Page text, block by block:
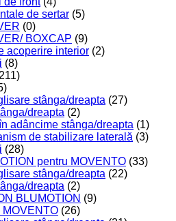
de sertar (5)
(0)
BOXCAP (9)
acoperire interior (2)
(8)
stânga/dreapta (27)
dreapta (2)
adâncime stânga/dreapta (1)
de stabilizare laterală (3)
(28)
pentru MOVENTO (33)
stânga/dreapta (22)
dreapta (2)
BLUMOTION (9)
MOVENTO (26)